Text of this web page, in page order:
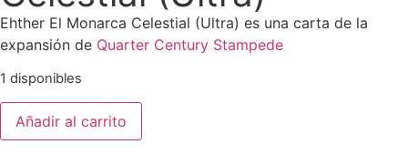
Ehther El Monarca Celestial (Ultra) es una carta de la
expansión de Quarter Century Stampede
1 disponibles
Añadir al carrito